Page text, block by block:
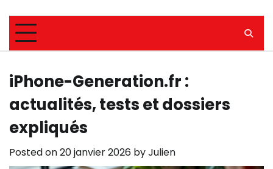
iPhone-Generation.fr :
actualités, tests et dossiers
expliqués
Posted on20 janvier 2026 byJulien